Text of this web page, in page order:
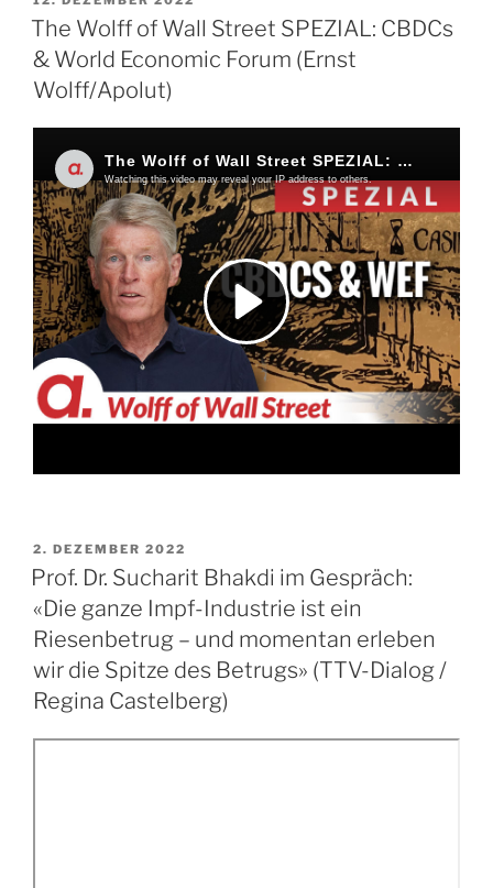
AM
The Wolff of Wall Street SPEZIAL: CBDCs
& World Economic Forum (Ernst
Wolff/Apolut)
VERÖFFENTLICHT
AM
2. DEZEMBER 2022
Prof. Dr. Sucharit Bhakdi im Gespräch:
«Die ganze Impf-Industrie ist ein
Riesenbetrug – und momentan erleben
wir die Spitze des Betrugs» (TTV-Dialog /
Regina Castelberg)